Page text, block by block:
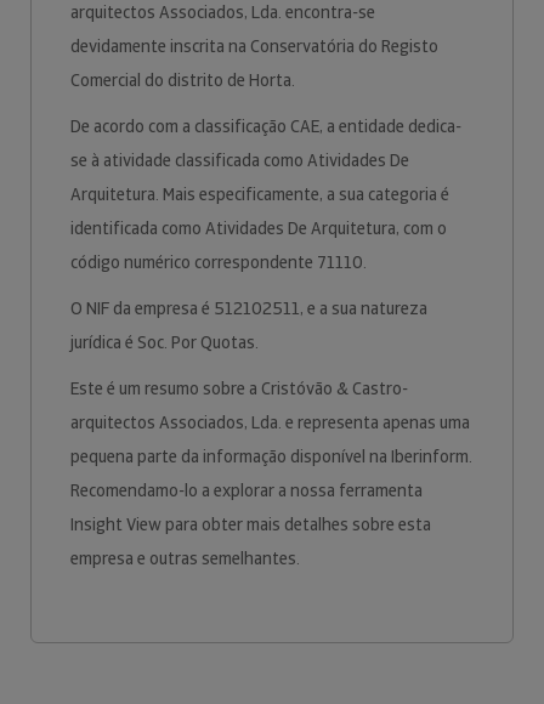
arquitectos Associados, Lda. encontra-se
devidamente inscrita na Conservatória do Registo
Comercial do distrito de Horta.
De acordo com a classificação CAE, a entidade dedica-
se à atividade classificada como Atividades De
Arquitetura. Mais especificamente, a sua categoria é
identificada como Atividades De Arquitetura, com o
código numérico correspondente 71110.
O NIF da empresa é 512102511, e a sua natureza
jurídica é Soc. Por Quotas.
Este é um resumo sobre a Cristóvão & Castro-
arquitectos Associados, Lda. e representa apenas uma
pequena parte da informação disponível na Iberinform.
Recomendamo-lo a explorar a nossa ferramenta
Insight View para obter mais detalhes sobre esta
empresa e outras semelhantes.